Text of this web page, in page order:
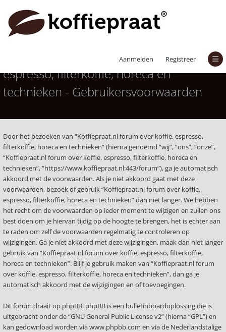
Aanmelden Registreer
Koffiepraat.nl forum over koffie,
espresso, filterkoffie, horeca en
technieken - Gebruikersvoorwaarden
Door het bezoeken van “Koffiepraat.nl forum over koffie, espresso,
filterkoffie, horeca en technieken” (hierna genoemd “wij”, “ons”, “onze”,
“Koffiepraat.nl forum over koffie, espresso, filterkoffie, horeca en
technieken”, “https://www.koffiepraat.nl:443/forum”), ga je automatisch
akkoord met de voorwaarden. Als je niet akkoord gaat met deze
voorwaarden, bezoek of gebruik “Koffiepraat.nl forum over koffie,
espresso, filterkoffie, horeca en technieken” dan niet langer. We hebben
het recht om de voorwaarden op ieder moment te wijzigen en zullen ons
best doen om je hiervan tijdig op de hoogte te brengen, het is echter aan
te raden om zelf de voorwaarden regelmatig te controleren op
wijzigingen. Ga je niet akkoord met deze wijzigingen, maak dan niet langer
gebruik van “Koffiepraat.nl forum over koffie, espresso, filterkoffie,
horeca en technieken”. Blijf je gebruik maken van “Koffiepraat.nl forum
over koffie, espresso, filterkoffie, horeca en technieken”, dan ga je
automatisch akkoord met de wijzigingen en of toevoegingen.
Dit forum draait op phpBB. phpBB is een bulletinboardoplossing die is
uitgebracht onder de “GNU General Public License v2” (hierna “GPL”) en
kan gedownload worden viawww.phpbb.com en via de Nederlandstalige